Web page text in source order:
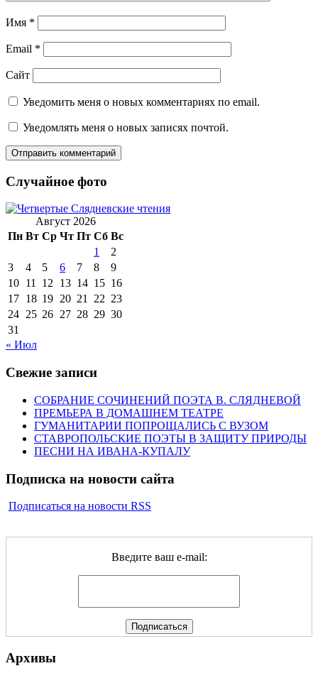
Имя *
Email *
Сайт
Уведомить меня о новых комментариях по email.
Уведомлять меня о новых записях почтой.
Случайное фото
Август 2026
Пн Вт Ср Чт Пт Сб Вс
1
2
3
4 5 6 7 8
9
10 11 12 13 14 15 16
17 18 19 20 21 22 23
24 25 26 27 28 29 30
31
« Июл
Свежие записи
СОБРАНИЕ СОЧИНЕНИЙ ПОЭТА В. СЛЯДНЕВОЙ
ПРЕМЬЕРА В ДОМАШНЕМ ТЕАТРЕ
ГУМАНИТАРИИ ПОПРОЩАЛИСЬ С ВУЗОМ
СТАВРОПОЛЬСКИЕ ПОЭТЫ В ЗАЩИТУ ПРИРОДЫ
ПЕСНИ НА ИВАНА-КУПАЛУ
Подписка на новости сайта
Подписаться на новости RSS
Введите ваш e-mail:
Архивы